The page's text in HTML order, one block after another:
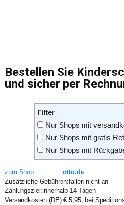
Bestellen Sie
und sicher per
Filter
Nur Shops mit
Nur Shops mit gratis
Nur Shops mit
zum Shop
otto.de
Zusätzliche Gebühren:fallen nicht an
Zahlungsziel:innerhalb 14 Tagen
Versandkosten (DE):€ 5,95, bei